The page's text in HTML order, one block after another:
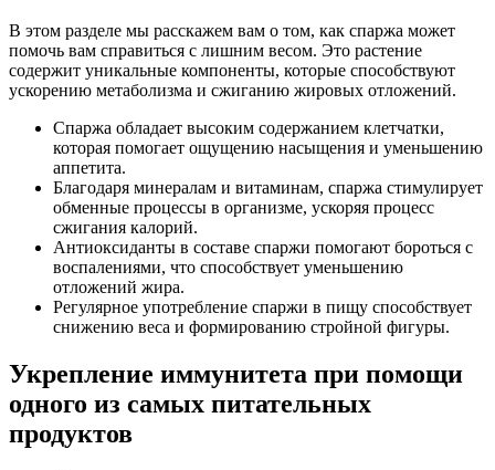
В этом разделе мы расскажем вам о том, как спаржа может
помочь вам справиться с лишним весом. Это растение
содержит уникальные компоненты, которые способствуют
ускорению метаболизма и сжиганию жировых отложений.
Спаржа обладает высоким содержанием клетчатки,
которая помогает ощущению насыщения и уменьшению
аппетита.
Благодаря минералам и витаминам, спаржа стимулирует
обменные процессы в организме, ускоряя процесс
сжигания калорий.
Антиоксиданты в составе спаржи помогают бороться с
воспалениями, что способствует уменьшению
отложений жира.
Регулярное употребление спаржи в пищу способствует
снижению веса и формированию стройной фигуры.
Укрепление иммунитета при помощи
одного из самых питательных
продуктов